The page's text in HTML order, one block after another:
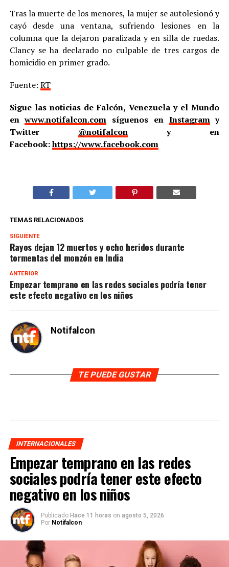
Tras la muerte de los menores, la mujer se autolesionó y
cayó desde una ventana, sufriendo lesiones en la
columna que la dejaron paralizada y en silla de ruedas.
Clancy se ha declarado no culpable de tres cargos de
homicidio en primer grado.
Fuente: RT
Sigue las noticias de Falcón, Venezuela y el Mundo
enwww.notifalcon.com síguenos en Instagramy
Twitter @notifalcony en
Facebook:https://www.facebook.com
TEMAS RELACIONADOS
SIGUIENTE
Rayos dejan 12 muertos y ocho heridos durante
tormentas del monzón en India
ANTERIOR
Empezar temprano en las redes sociales podría tener
este efecto negativo en los niños
Notifalcon
TE PUEDE GUSTAR
INTERNACIONALES
Empezar temprano en las redes
sociales podría tener este efecto
negativo en los niños
Publicado Hace 11 horas on agosto 5, 2026
Por Notifalcon